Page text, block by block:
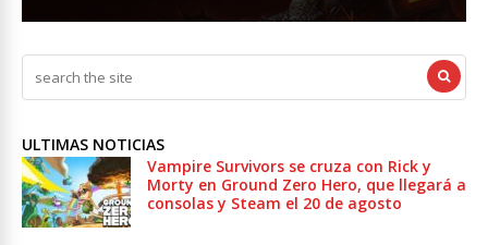
ULTIMAS NOTICIAS
Vampire Survivors se cruza con Rick y
Morty en Ground Zero Hero, que llegará a
consolas y Steam el 20 de agosto